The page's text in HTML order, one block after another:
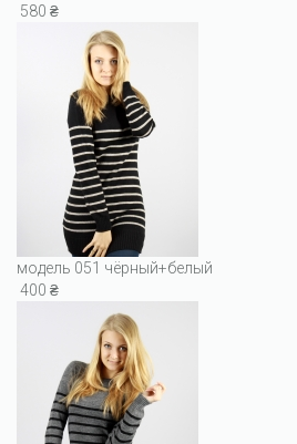
580 ₴
модель 051 чёрный+белый
400 ₴